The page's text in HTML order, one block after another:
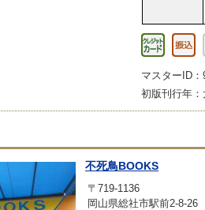
マスターID：
初版刊行年：
不死鳥BOOKS
〒719-1136
岡山県総社市駅前2-8-26